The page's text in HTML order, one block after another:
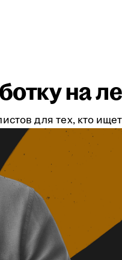
на
для тех, кто